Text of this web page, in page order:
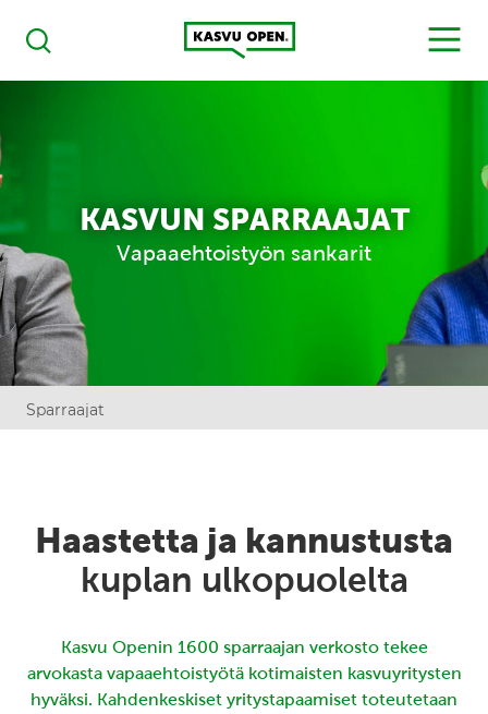
Haku
Kasvu Open
MENU
KASVUN SPARRAAJAT
Vapaaehtoistyön sankarit
Sparraajat
Haastetta ja kannustusta
kuplan ulkopuolelta
Kasvu Openin 1600 sparraajan verkosto tekee
arvokasta vapaaehtoistyötä kotimaisten kasvuyritysten
hyväksi. Kahdenkeskiset yritystapaamiset toteutetaan